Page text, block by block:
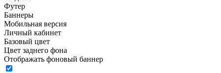
Футер
Баннеры
Мобильная версия
Личный кабинет
Базовый цвет
Цвет заднего фона
Отображать фоновый баннер